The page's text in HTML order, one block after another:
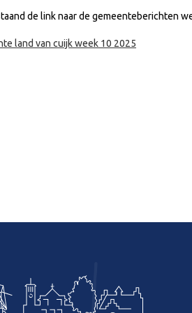
de link naar de gemeenteberichten
land van cuijk week 10 2025